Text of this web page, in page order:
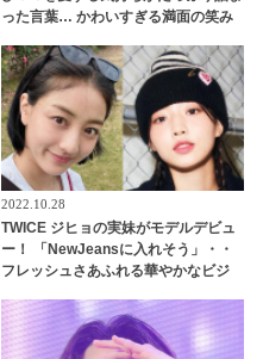
った言葉… かわいすぎる満面の笑み
2022.10.28
TWICE ジヒョの実妹がモデルデビュ
ー！ 「NewJeansに入れそう」・・
フレッシュさあふれる華やかなビジ